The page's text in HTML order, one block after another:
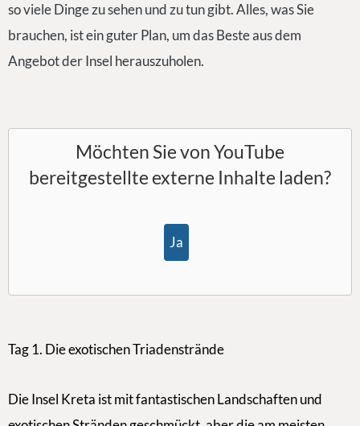
so viele Dinge zu sehen und zu tun gibt. Alles, was Sie
brauchen, ist ein guter Plan, um das Beste aus dem
Angebot der Insel herauszuholen.
Möchten Sie vonYouTube
bereitgestellte externe Inhalte laden?
Ja
Tag 1. Die exotischen Triadenstrände
Die Insel Kreta ist mit fantastischen Landschaften und